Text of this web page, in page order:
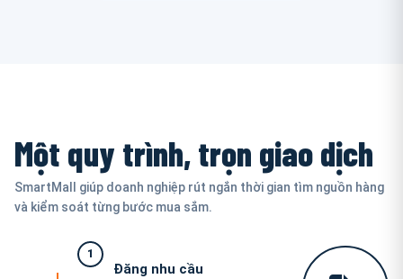
Một quy trình, trọn giao dịch
SmartMall giúp doanh nghiệp rút ngắn thời gian tìm nguồn hàng
và kiểm soát từng bước mua sắm.
1
Đăng nhu cầu